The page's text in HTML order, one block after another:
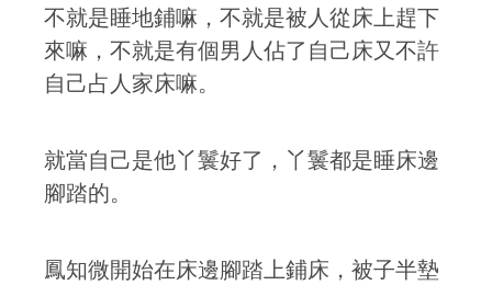
不就是睡地鋪嘛，不就是被人從床上趕下
來嘛，不就是有個男人佔了自己床又不許
自己占人家床嘛。
就當自己是他丫鬟好了，丫鬟都是睡床邊
腳踏的。
鳳知微開始在床邊腳踏上鋪床，被子半墊